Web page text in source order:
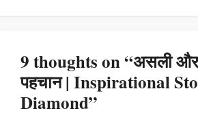
9 thoughts on “असली
पहचान | Inspirational
Diamond”